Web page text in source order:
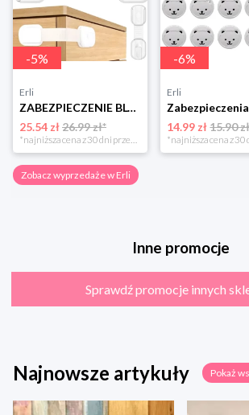
-5%
Erli
ZABEZPIECZENIE BLOKADA SZAFEK MEBLI SZUFLAD DRZW PRZED DZIEĆMI MOCNE 10szt
25.54 zł26.99 zł*
*najniższa cena z 30 dni przed obniżką
-6%
Erli
14.99 zł 15.90
Zobacz wyprzedaże w Erli
Inne promocje
Sprawdź promocje innych
Najnowsze artykuły Pokaż